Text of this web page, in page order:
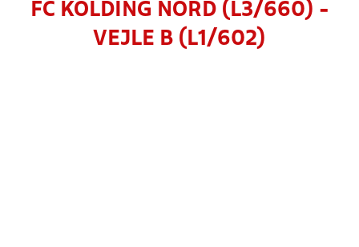
FC KOLDING NORD (L3/660) -
VEJLE B (L1/602)